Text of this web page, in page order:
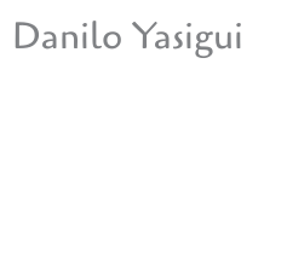
para
Danilo Yasigui